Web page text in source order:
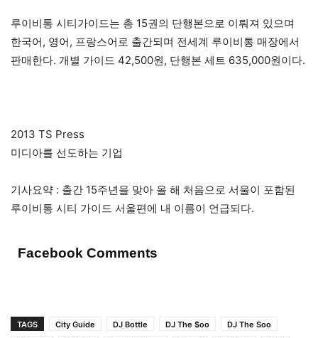
루이비통 시티가이드는 총 15권의 단행본으로 이뤄져 있으며
한국어, 영어, 프랑스어로 출간되며 전세계 루이비통 매장에서
판매한다. 개별 가이드 42,500원, 단행본 세트 635,000원이다.
2013 TS Press
미디아를 선도하는 기업
기사요약 : 출간 15주년을 맞아 올 해 처음으로 서울이 포함된
루이비통 시티 가이드 서울편에 내 이름이 언급되다.
Facebook Comments
TAGS City Guide DJ Bottle DJ The $oo
DJ The Soo